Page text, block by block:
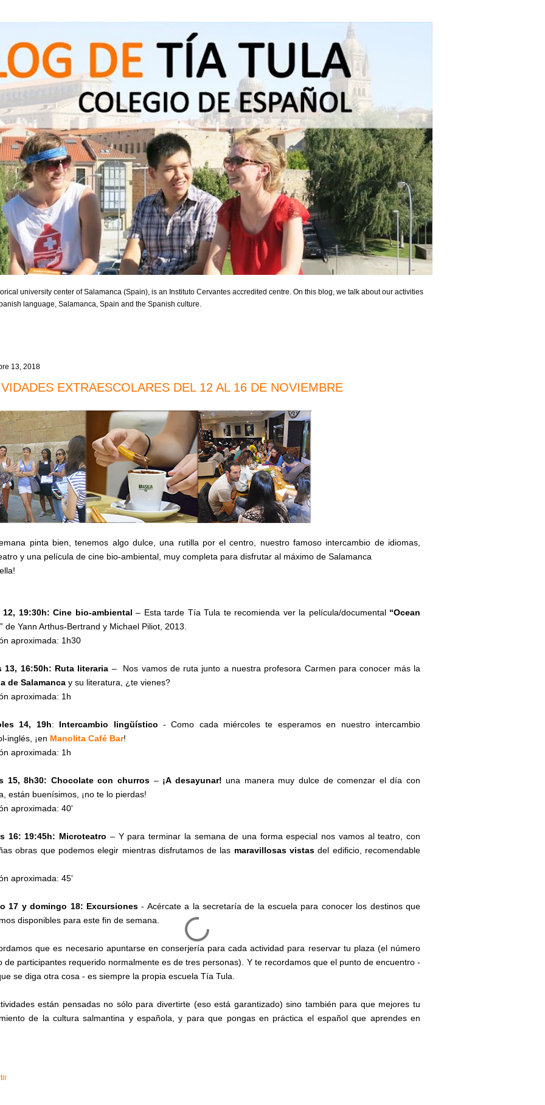
university center of Salamanca (Spain), is an Instituto Cervantes accredited centre. On this blog, we talk about our activities
language, Salamanca, Spain and the Spanish culture.
13, 2018
EXTRAESCOLARES DEL 12 AL 16 DE NOVIEMBRE
pinta bien, tenemos algo dulce, una rutilla por el centro, nuestro famoso intercambio de idiomas,
y una película de cine bio-ambiental, muy completa para disfrutar al máximo de Salamanca
12, 19:30h: Cine bio-ambiental – Esta tarde Tía Tula te recomienda ver la película/documental“Ocean
” de Yann Arthus-Bertrand y Michael Piliot, 2013.
aproximada: 1h30
13, 16:50h: Ruta literaria – Nos vamos de ruta junto a nuestra profesora Carmen para conocer más la
de Salamanca y su literatura, ¿te vienes?
aproximada: 1h
14, 19h: Intercambio lingüístico - Como cada miércoles te esperamos en nuestro intercambio
inglés, ¡en Manolita Café Bar!
aproximada: 1h
15, 8h30: Chocolate con churros– ¡A desayunar! una manera muy dulce de comenzar el día con
están buenísimos, ¡no te lo pierdas!
aproximada: 40'
16: 19:45h: Microteatro – Y para terminar la semana de una forma especial nos vamos al teatro, con
obras que podemos elegir mientras disfrutamos de las maravillosas vistas del edificio, recomendable
aproximada: 45'
17 y domingo 18: Excursiones- Acércate a la secretaría de la escuela para conocer los destinos que
disponibles para este fin de semana.
que es necesario apuntarse en conserjería para cada actividad para reservar tu plaza (el número
de participantes requerido normalmente es de tres personas). Y te recordamos que el punto de encuentro -
se diga otra cosa - es siempre la propia escuela Tía Tula.
están pensadas no sólo para divertirte (eso está garantizado) sino también para que mejores tu
de la cultura salmantina y española, y para que pongas en práctica el español que aprendes en